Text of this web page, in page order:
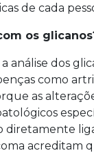
de cada
os
dos
como
as
acreditam